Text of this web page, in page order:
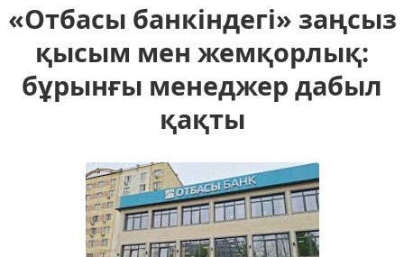
«Отбасы банкіндегі» заңсыз
қысым мен жемқорлық:
бұрынғы менеджер дабыл
қақты